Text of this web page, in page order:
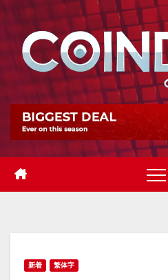
Skip
content
新着 繁体字